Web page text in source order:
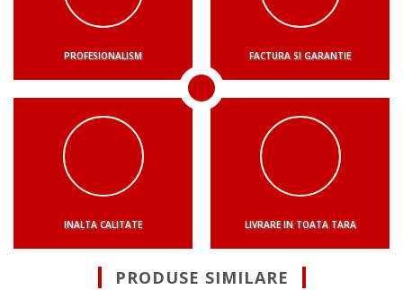
PROFESIONALISM FACTURA SI GARANTIE
INALTA CALITATE LIVRARE IN TOATA TARA
PRODUSE SIMILARE